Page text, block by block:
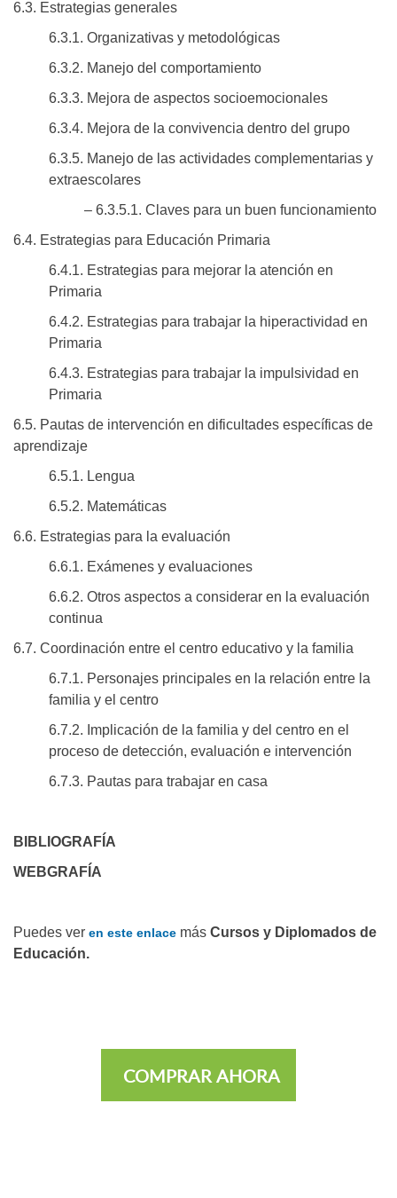
6.3. Estrategias generales
6.3.1. Organizativas y metodológicas
6.3.2. Manejo del comportamiento
6.3.3. Mejora de aspectos socioemocionales
6.3.4. Mejora de la convivencia dentro del grupo
6.3.5. Manejo de las actividades complementarias y
extraescolares
– 6.3.5.1. Claves para un buen funcionamiento
6.4. Estrategias para Educación Primaria
6.4.1. Estrategias para mejorar la atención en
Primaria
6.4.2. Estrategias para trabajar la hiperactividad en
Primaria
6.4.3. Estrategias para trabajar la impulsividad en
Primaria
6.5. Pautas de intervención en dificultades específicas de
aprendizaje
6.5.1. Lengua
6.5.2. Matemáticas
6.6. Estrategias para la evaluación
6.6.1. Exámenes y evaluaciones
6.6.2. Otros aspectos a considerar en la evaluación
continua
6.7. Coordinación entre el centro educativo y la familia
6.7.1. Personajes principales en la relación entre la
familia y el centro
6.7.2. Implicación de la familia y del centro en el
proceso de detección, evaluación e intervención
6.7.3. Pautas para trabajar en casa
BIBLIOGRAFÍA
WEBGRAFÍA
Puedes ver en este enlace más Cursos y Diplomados de
Educación.
COMPRAR AHORA